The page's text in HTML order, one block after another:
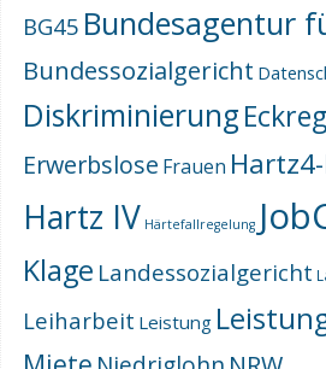
BG45 Bundesagentur
Bundessozialgericht
Diskriminierung
Erwerbslose Frauen
Hartz IV Härtefallregelung
Klage Landessozialgericht
Leiharbeit Leistung